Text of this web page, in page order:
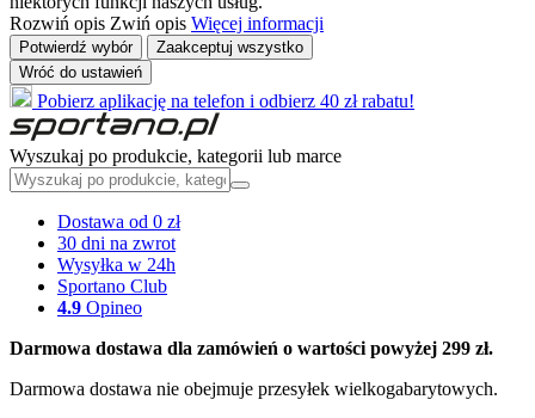
Rozwiń opis Zwiń opis Więcej informacji
Potwierdź wybór
Zaakceptuj wszystko
Wróć do ustawień
Pobierz aplikację na telefon i odbierz 40 zł rabatu!
Wyszukaj po produkcie, kategorii lub marce
Dostawa od 0 zł
30 dni na zwrot
Wysyłka w 24h
Sportano Club
4.9 Opineo
Darmowa dostawa dla zamówień o wartości powyżej 299 zł.
Darmowa dostawa nie obejmuje przesyłek wielkogabarytowych.